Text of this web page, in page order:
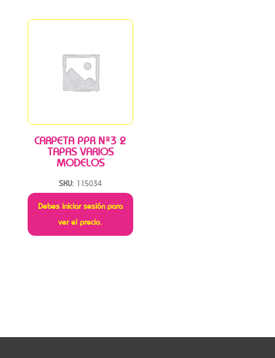
CARPETA PPR Nº3 2
TAPAS VARIOS
MODELOS
SKU: 115034
Debes iniciar sesión para
ver el precio.